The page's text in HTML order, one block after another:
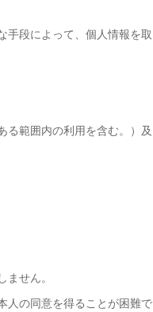
手段によって、個人情報を取
る範囲内の利用を含む。）及
せん。
人の同意を得ることが困難で